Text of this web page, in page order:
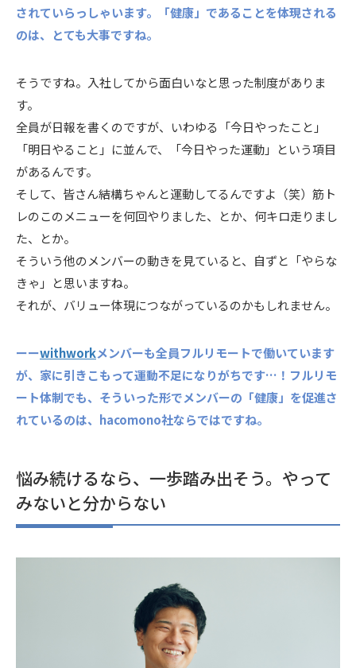
されていらっしゃいます。「健康」であることを体現される
のは、とても大事ですね。
そうですね。入社してから面白いなと思った制度がありま
す。
全員が日報を書くのですが、いわゆる「今日やったこと」
「明日やること」に並んで、「今日やった運動」という項目
があるんです。
そして、皆さん結構ちゃんと運動してるんですよ（笑）筋ト
レのこのメニューを何回やりました、とか、何キロ走りまし
た、とか。
そういう他のメンバーの動きを見ていると、自ずと「やらな
きゃ」と思いますね。
それが、バリュー体現につながっているのかもしれません。
ーーwithworkメンバーも全員フルリモートで働いています
が、家に引きこもって運動不足になりがちです…！フルリモ
ート体制でも、そういった形でメンバーの「健康」を促進さ
れているのは、hacomono社ならではですね。
悩み続けるなら、一歩踏み出そう。やって
みないと分からない